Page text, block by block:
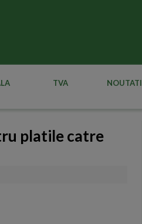
TVA NOUTATI
platile catre